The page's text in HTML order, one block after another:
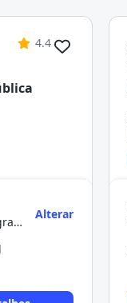
4.4
Especialização (pós-graduação)
Alterar